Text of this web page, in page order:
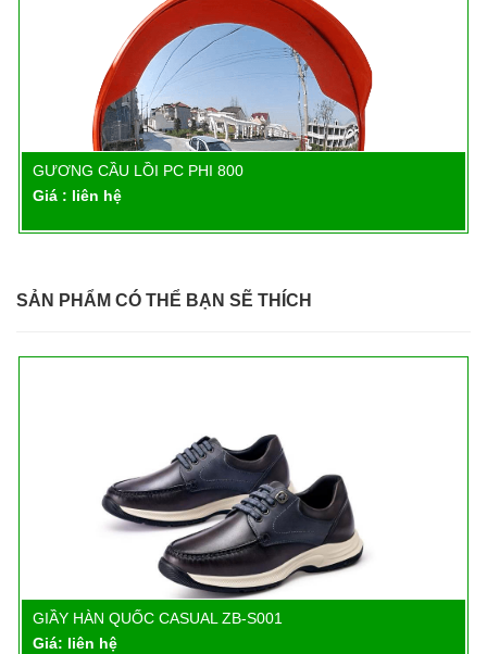
Chi tiết
GƯƠNG CẦU LỒI PC PHI 800
Giá : liên hệ
SẢN PHẨM CÓ THỂ BẠN SẼ THÍCH
Chi tiết
GIẦY HÀN QUỐC CASUAL ZB-S001
Giá: liên hệ